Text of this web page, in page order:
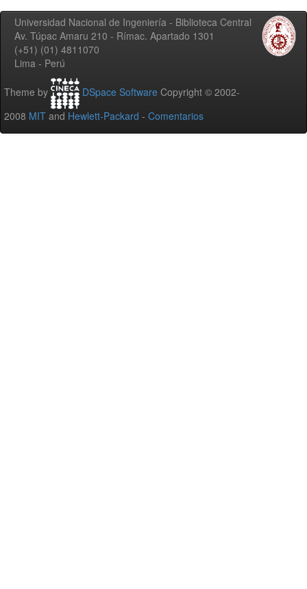
Universidad Nacional de Ingeniería - Biblioteca Central
Av. Túpac Amaru 210 - Rímac. Apartado 1301
(+51) (01) 4811070
Lima - Perú
Theme by DSpace Software Copyright © 2002-
2008 MIT and Hewlett-Packard - Comentarios